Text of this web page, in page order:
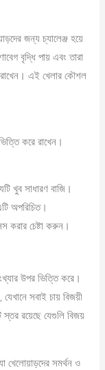
জন্য চ্যালেঞ্জ হয়ে
বৃদ্ধি পায় এবং তারা
রাখেন। এই খেলার কৌশল
করে রাখেন।
খুব সাধারণ বাজি।
অপরিচিত।
করার চেষ্টা করুন।
উপর ভিত্তি করে।
সবাই চায় বিজয়ী
স্তর রয়েছে যেগুলি বিজয়
খেলোয়াড়দের সমর্থন ও